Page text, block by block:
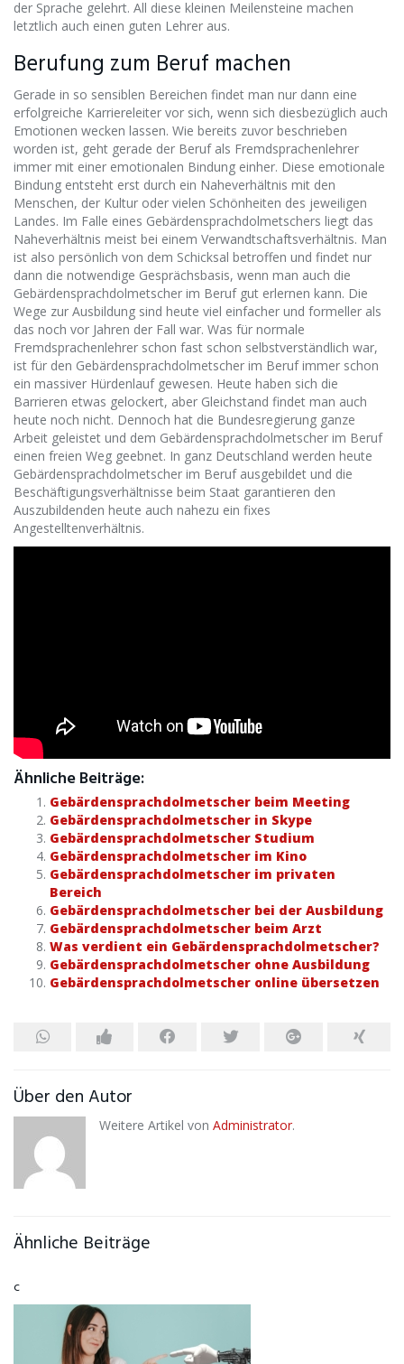
der Sprache gelehrt. All diese kleinen Meilensteine machen
letztlich auch einen guten Lehrer aus.
Berufung zum Beruf machen
Gerade in so sensiblen Bereichen findet man nur dann eine
erfolgreiche Karriereleiter vor sich, wenn sich diesbezüglich auch
Emotionen wecken lassen. Wie bereits zuvor beschrieben
worden ist, geht gerade der Beruf als Fremdsprachenlehrer
immer mit einer emotionalen Bindung einher. Diese emotionale
Bindung entsteht erst durch ein Naheverhältnis mit den
Menschen, der Kultur oder vielen Schönheiten des jeweiligen
Landes. Im Falle eines Gebärdensprachdolmetschers liegt das
Naheverhältnis meist bei einem Verwandtschaftsverhältnis. Man
ist also persönlich von dem Schicksal betroffen und findet nur
dann die notwendige Gesprächsbasis, wenn man auch die
Gebärdensprachdolmetscher im Beruf gut erlernen kann. Die
Wege zur Ausbildung sind heute viel einfacher und formeller als
das noch vor Jahren der Fall war. Was für normale
Fremdsprachenlehrer schon fast schon selbstverständlich war,
ist für den Gebärdensprachdolmetscher im Beruf immer schon
ein massiver Hürdenlauf gewesen. Heute haben sich die
Barrieren etwas gelockert, aber Gleichstand findet man auch
heute noch nicht. Dennoch hat die Bundesregierung ganze
Arbeit geleistet und dem Gebärdensprachdolmetscher im Beruf
einen freien Weg geebnet. In ganz Deutschland werden heute
Gebärdensprachdolmetscher im Beruf ausgebildet und die
Beschäftigungsverhältnisse beim Staat garantieren den
Auszubildenden heute auch nahezu ein fixes
Angestelltenverhältnis.
Ähnliche Beiträge:
Gebärdensprachdolmetscher beim Meeting
Gebärdensprachdolmetscher in Skype
Gebärdensprachdolmetscher Studium
Gebärdensprachdolmetscher im Kino
Gebärdensprachdolmetscher im privaten
Bereich
Gebärdensprachdolmetscher bei der Ausbildung
Gebärdensprachdolmetscher beim Arzt
Was verdient ein Gebärdensprachdolmetscher?
Gebärdensprachdolmetscher ohne Ausbildung
Gebärdensprachdolmetscher online übersetzen
Über den Autor
Weitere Artikel von Administrator.
Ähnliche Beiträge
c